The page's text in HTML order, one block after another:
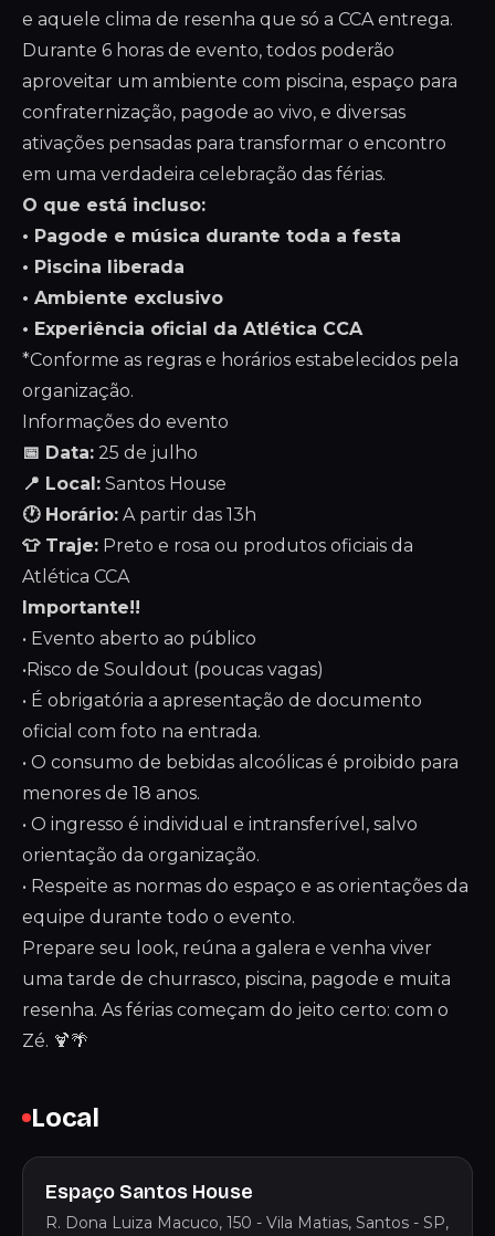
e aquele clima de resenha que só a CCA entrega.
Durante 6 horas de evento, todos poderão
aproveitar um ambiente com piscina, espaço para
confraternização, pagode ao vivo, e diversas
ativações pensadas para transformar o encontro
em uma verdadeira celebração das férias.
O que está incluso:
• Pagode e música durante toda a festa
• Piscina liberada
• Ambiente exclusivo
• Experiência oficial da Atlética CCA
*Conforme as regras e horários estabelecidos pela
organização.
Informações do evento
📅 Data: 25 de julho
📍 Local: Santos House
🕐 Horário: A partir das 13h
👕 Traje: Preto e rosa ou produtos oficiais da
Atlética CCA
Importante!!
• Evento aberto ao público
•Risco de Souldout (poucas vagas)
• É obrigatória a apresentação de documento
oficial com foto na entrada.
• O consumo de bebidas alcoólicas é proibido para
menores de 18 anos.
• O ingresso é individual e intransferível, salvo
orientação da organização.
• Respeite as normas do espaço e as orientações da
equipe durante todo o evento.
Prepare seu look, reúna a galera e venha viver
uma tarde de churrasco, piscina, pagode e muita
resenha. As férias começam do jeito certo: com o
Zé. 🍹🌴
Local
Espaço Santos House
R. Dona Luiza Macuco, 150 - Vila Matias, Santos - SP,